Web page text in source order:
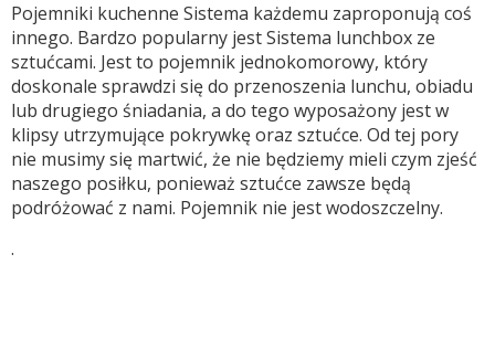
Pojemniki kuchenne Sistema każdemu zaproponują coś
innego. Bardzo popularny jest Sistema lunchbox ze
sztućcami. Jest to pojemnik jednokomorowy, który
doskonale sprawdzi się do przenoszenia lunchu, obiadu
lub drugiego śniadania, a do tego wyposażony jest w
klipsy utrzymujące pokrywkę oraz sztućce. Od tej pory
nie musimy się martwić, że nie będziemy mieli czym zjeść
naszego posiłku, ponieważ sztućce zawsze będą
podróżować z nami. Pojemnik nie jest wodoszczelny.
.